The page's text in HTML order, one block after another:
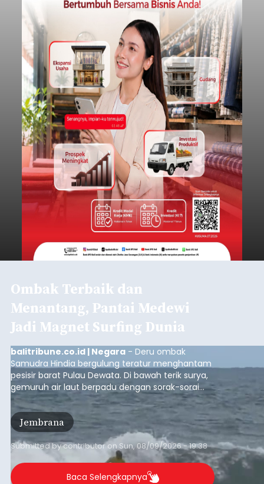
Ombak Terbaik dan
Menantang, Pantai Medewi
Jadi Magnet Surfing Dunia
balitribune.co.id | Negara - Deru ombak
Samudra Hindia bergulung teratur menghantam
pesisir barat Pulau Dewata. Di bawah terik surya,
gemuruh air laut berpadu dengan sorak-sorai
penonton yang memadati Pantai Medewi,
Kecamatan Pekutatan pada Minggu (9/8/2026).
Ratusan peselancar dari berbagai penjuru
nusantara berkompetisi menaklukan ombak
terbaik dan menantang.
Jembrana
Submitted bycontributoron Sun, 08/09/2026 - 19:38
Baca Selengkapnya